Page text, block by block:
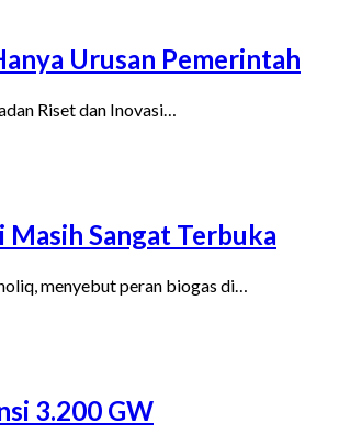
Urusan Pemerintah
Riset dan Inovasi…
Sangat Terbuka
menyebut peran biogas di…
3.200 GW